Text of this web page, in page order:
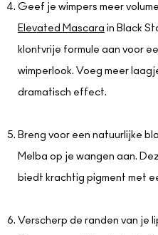
Geef je wimpers meer
Elevated Mascara in Black
klontvrije formule aan voor
wimperlook. Voeg meer
dramatisch effect.
Breng voor een natuurlijke
Melba op je wangen aan.
biedt krachtig pigment met
Verscherp de randen van je